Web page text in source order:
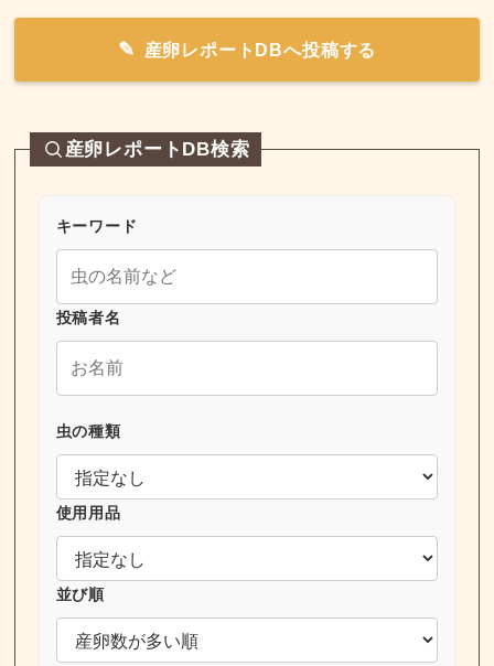
産卵レポートDBへ投稿する
産卵レポートDB検索
キーワード
投稿者名
虫の種類
使用用品
並び順